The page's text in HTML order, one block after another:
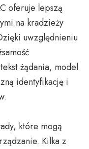
oferuje lepszą
na kradzieży
uwzględnieniu
żądania, model
identyfikację i
które mogą
Kilka z